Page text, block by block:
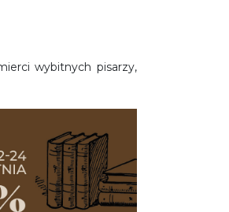
wybitnych pisarzy,